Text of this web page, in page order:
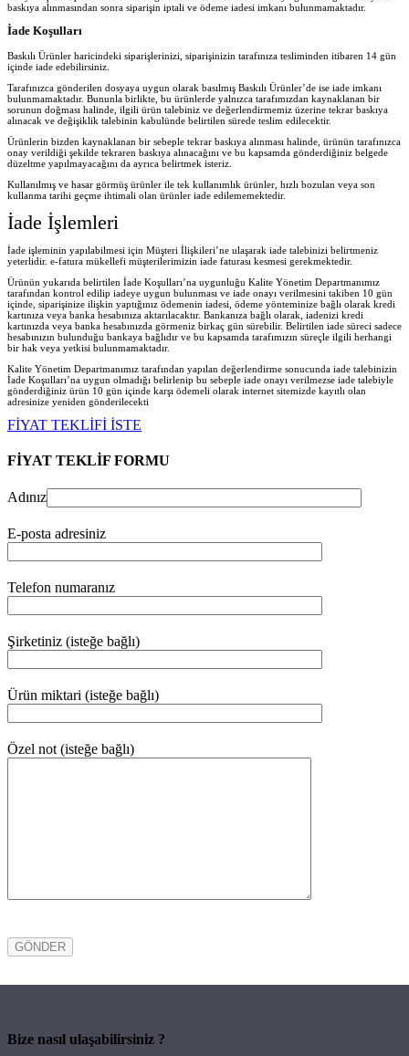
baskıya alınmasından sonra siparişin iptali ve ödeme iadesi imkanı bulunmamaktadır.
İade Koşulları
Baskılı Ürünler haricindeki siparişlerinizi, siparişinizin tarafınıza tesliminden itibaren 14 gün
içinde iade edebilirsiniz.
Tarafınızca gönderilen dosyaya uygun olarak basılmış Baskılı Ürünler’de ise iade imkanı
bulunmamaktadır. Bununla birlikte, bu ürünlerde yalnızca tarafımızdan kaynaklanan bir
sorunun doğması halinde, ilgili ürün talebiniz ve değerlendirmemiz üzerine tekrar baskıya
alınacak ve değişiklik talebinin kabulünde belirtilen sürede teslim edilecektir.
Ürünlerin bizden kaynaklanan bir sebeple tekrar baskıya alınması halinde, ürünün tarafınızca
onay verildiği şekilde tekraren baskıya alınacağını ve bu kapsamda gönderdiğiniz belgede
düzeltme yapılmayacağını da ayrıca belirtmek isteriz.
Kullanılmış ve hasar görmüş ürünler ile tek kullanımlık ürünler, hızlı bozulan veya son
kullanma tarihi geçme ihtimali olan ürünler iade edilememektedir.
İade İşlemleri
İade işleminin yapılabilmesi için Müşteri İlişkileri’ne ulaşarak iade talebinizi belirtmeniz
yeterlidir. e-fatura mükellefi müşterilerimizin iade faturası kesmesi gerekmektedir.
Ürünün yukarıda belirtilen İade Koşulları’na uygunluğu Kalite Yönetim Departmanımız
tarafından kontrol edilip iadeye uygun bulunması ve iade onayı verilmesini takiben 10 gün
içinde, siparişinize ilişkin yaptığınız ödemenin iadesi, ödeme yönteminize bağlı olarak kredi
kartınıza veya banka hesabınıza aktarılacaktır. Bankanıza bağlı olarak, iadenizi kredi
kartınızda veya banka hesabınızda görmeniz birkaç gün sürebilir. Belirtilen iade süreci sadece
hesabınızın bulunduğu bankaya bağlıdır ve bu kapsamda tarafımızın süreçle ilgili herhangi
bir hak veya yetkisi bulunmamaktadır.
Kalite Yönetim Departmanımız tarafından yapılan değerlendirme sonucunda iade talebinizin
İade Koşulları’na uygun olmadığı belirlenip bu sebeple iade onayı verilmezse iade talebiyle
gönderdiğiniz ürün 10 gün içinde karşı ödemeli olarak internet sitemizde kayıtlı olan
adresinize yeniden gönderilecekti
FİYAT TEKLİFİ İSTE
FİYAT TEKLİF FORMU
Adınız
E-posta adresiniz
Telefon numaranız
Şirketiniz (isteğe bağlı)
Ürün miktari (isteğe bağlı)
Özel not (isteğe bağlı)
Bize nasıl ulaşabilirsiniz ?